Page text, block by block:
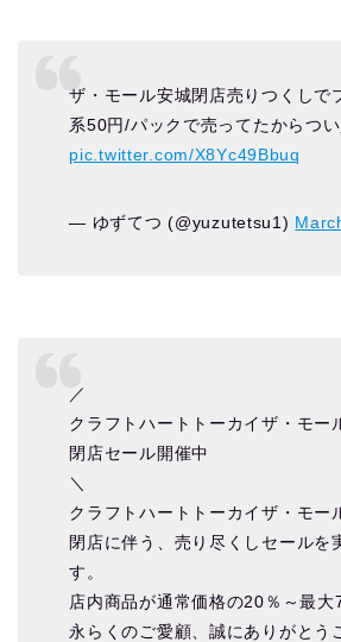
ザ・モール安城閉店売りつくしで
系50円/パックで売ってたからつ
pic.twitter.com/X8Yc49Bbuq
— ゆずてつ (@yuzutetsu1)
／
クラフトハートトーカイザ・モー
閉店セール開催中
＼
クラフトハートトーカイザ・モー
閉店に伴う、売り尽くしセールを
す。
店内商品が通常価格の20％～最大
永らくのご愛顧、誠にありがとう